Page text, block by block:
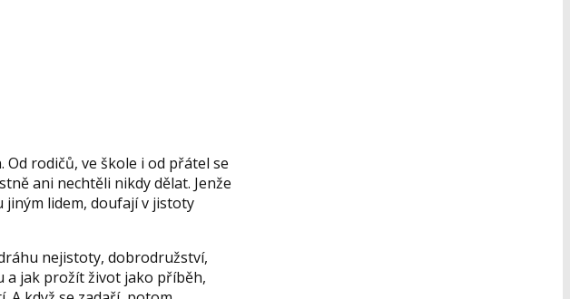
rodičů, ve škole i od přátel se
ani nechtěli nikdy dělat. Jenže
jiným lidem, doufají v jistoty
nejistoty, dobrodružství,
a jak prožít život jako příběh,